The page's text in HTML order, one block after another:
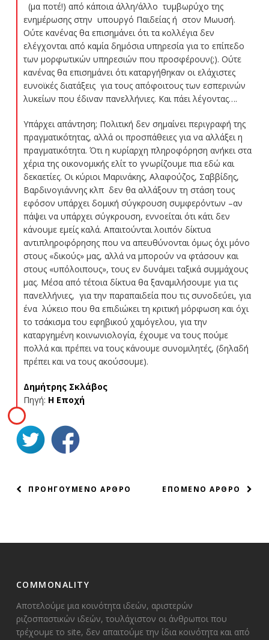
(μα ποτέ!) από κάποια άλλη/άλλο τυμβωρύχο της
ενημέρωσης στην υπουργό Παιδείας ή στον Μωυσή.
Ούτε κανένας θα επισημάνει ότι τα κολλέγια δεν
ελέγχονται από καμία δημόσια υπηρεσία για το επίπεδο
των μορφωτικών υπηρεσιών που προσφέρουν(;). Ούτε
κανένας θα επισημάνει ότι καταργήθηκαν οι ελάχιστες
ευνοϊκές διατάξεις για τους απόφοιτους των εσπερινών
λυκείων που έδιναν πανελλήνιες. Και πάει λέγοντας….
Υπάρχει απάντηση; Πολιτική δεν σημαίνει περιγραφή της
πραγματικότητας, αλλά οι προσπάθειες για να αλλάξει η
πραγματικότητα. Ότι η κυρίαρχη πληροφόρηση ανήκει στα
χέρια της οικονομικής ελίτ το γνωρίζουμε πια εδώ και
δεκαετίες. Οι κύριοι Μαρινάκης, Αλαφούζος, Σαββίδης,
Βαρδινογιάννης κλπ δεν θα αλλάξουν τη στάση τους
εφόσον υπάρχει δομική σύγκρουση συμφερόντων –αν
πάψει να υπάρχει σύγκρουση, εννοείται ότι κάτι δεν
κάνουμε εμείς καλά. Απαιτούνται λοιπόν δίκτυα
αντιπληροφόρησης που να απευθύνονται όμως όχι μόνο
στους «δικούς» μας, αλλά να μπορούν να φτάσουν και
στους «υπόλοιπους», τους εν δυνάμει ταξικά συμμάχους
μας. Μέσα από τέτοια δίκτυα θα ξαναμιλήσουμε για τις
πανελλήνιες, για την παραπαιδεία που τις συνοδεύει, για
ένα λύκειο που θα επιδιώκει τη κριτική μόρφωση και όχι
το τσάκισμα του εφηβικού χαμόγελου, για την
καταργημένη κοινωνιολογία, έχουμε να τους πούμε
πολλά και πρέπει να τους κάνουμε συνομιλητές, (δηλαδή
πρέπει και να τους ακούσουμε).
Δημήτρης Σκλάβος
Πηγή: Η Εποχή
ΠΛΟΗΓΗΣΗ
ΕΠΟΜΕΝΟ ΑΡΘΡΟ
ΠΡΟΗΓΟΥΜΕΝΟ ΑΡΘΡΟ
COMMONALITY
Αποτελούμε μια κοινότητα ιδεών, αριστερών
ριζοσπαστικών ιδεών, τουλάχιστον οι άνθρωποι που
τρέχουμε το site, δεν απαιτούμε την ίδια κοινότητα και από